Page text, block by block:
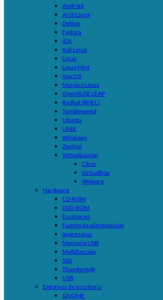
Android
Arch Linux
Debian
Fedora
iOS
Kali Linux
Linux
Linux Mint
macOS
Manjaro Linux
OpenSUSE LEAP
Redhat (RHEL)
Tumbleweed
Ubuntu
UNIX
Windows
Zentyal
Virtualización
Citrix
VirtualBox
VMware
Hardware
CD-ROM
DVD-ROM
Escáneres
Fuente de alimentación
Impresoras
Memoria USB
Multifunción
SSD
Thunderbolt
USB
Entornos de escritorio
GNOME